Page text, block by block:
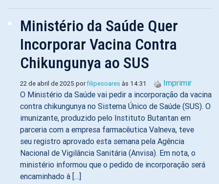
Ministério da Saúde Quer
Incorporar Vacina Contra
Chikungunya ao SUS
22 de abril de 2025 porfilipesoares às 14:31
Imprimir
O Ministério da Saúde vai pedir a incorporação da vacina
contra chikungunya no Sistema Único de Saúde (SUS). O
imunizante, produzido pelo Instituto Butantan em
parceria com a empresa farmacêutica Valneva, teve
seu registro aprovado esta semana pela Agência
Nacional de Vigilância Sanitária (Anvisa). Em nota, o
ministério informou que o pedido de incorporação será
encaminhado à […]